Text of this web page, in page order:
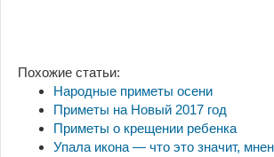
Похожие статьи:
Народные приметы осени
Приметы на Новый 2017 год
Приметы о крещении ребенка
Упала икона — что это значит,